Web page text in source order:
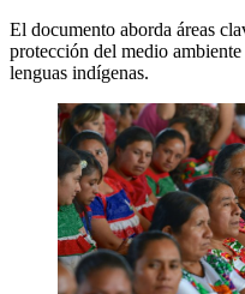
El documento aborda áreas
protección del medio
lenguas indígenas.